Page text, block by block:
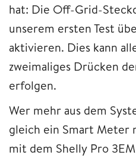
hat: Die Off-Grid-
unserem ersten Test
aktivieren. Dies kann
zweimaliges Drücken
erfolgen.
Wer mehr aus dem
gleich ein Smart Meter
mit dem Shelly Pro